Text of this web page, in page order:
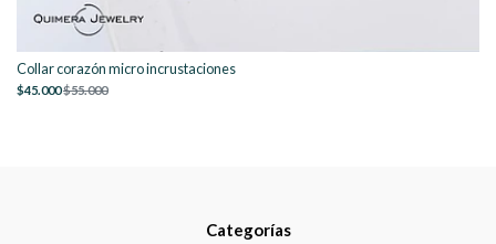
Collar corazón micro incrustaciones
$45.000$55.000
Categorías